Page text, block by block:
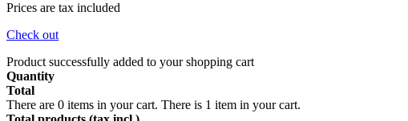
Prices are tax included
Check out
Product successfully added to your shopping cart
Quantity
Total
There are 0 items in your cart. There is 1 item in your cart.